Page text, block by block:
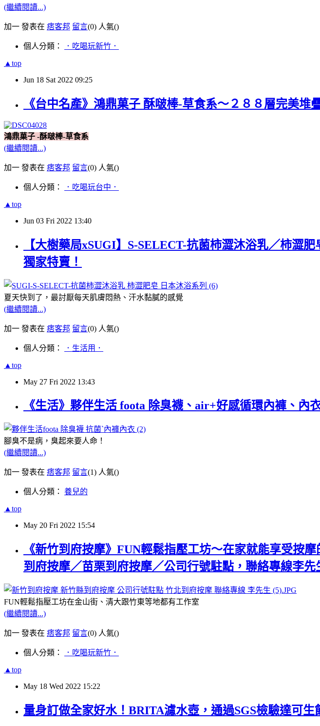
(繼續閱讀...)
加一 發表在 痞客邦 留言(0) 人氣()
個人分類： ．吃喝玩新竹．
▲top
Jun 18 Sat 2022 09:25
《台中名產》鴻鼎菓子 酥啵棒-草食系～２８８層完美
鴻鼎菓子 -酥啵棒-草食系
(繼續閱讀...)
加一 發表在 痞客邦 留言(0) 人氣()
個人分類： ．吃喝玩台中．
▲top
Jun 03 Fri 2022 13:40
【大樹藥局xSUGI】S-SELECT-抗菌柿澀沐浴乳／柿澀
獨家特賣！
夏天快到了，最討厭每天肌膚悶熱、汗水黏膩的感覺
(繼續閱讀...)
加一 發表在 痞客邦 留言(0) 人氣()
個人分類： ．生活用．
▲top
May 27 Fri 2022 13:43
《生活》夥伴生活 foota 除臭襪、air+好感循環內褲、內
腳臭不是病，臭起來要人命！
(繼續閱讀...)
加一 發表在 痞客邦 留言(1) 人氣()
個人分類： 養兒的
▲top
May 20 Fri 2022 15:54
《新竹到府按摩》FUN輕鬆指壓工坊～在家就能享受按
到府按摩／苗栗到府按摩／公司行號駐點，聯絡專線李先
FUN輕鬆指壓工坊在金山街、清大跟竹東等地都有工作室
(繼續閱讀...)
加一 發表在 痞客邦 留言(0) 人氣()
個人分類： ．吃喝玩新竹．
▲top
May 18 Wed 2022 15:22
量身訂做全家好水！BRITA濾水壺，通過SGS檢驗達可